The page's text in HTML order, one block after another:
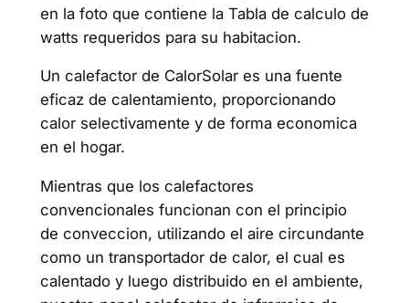
en la foto que contiene la Tabla de calculo de
watts requeridos para su habitacion.
Un calefactor de CalorSolar es una fuente
eficaz de calentamiento, proporcionando
calor selectivamente y de forma economica
en el hogar.
Mientras que los calefactores
convencionales funcionan con el principio
de conveccion, utilizando el aire circundante
como un transportador de calor, el cual es
calentado y luego distribuido en el ambiente,